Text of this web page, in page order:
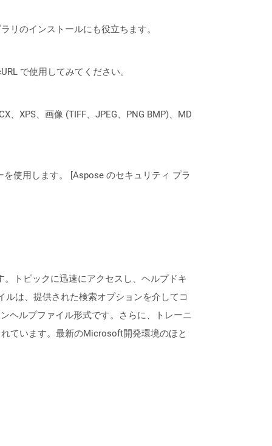
リのインストールにも役立ちます。
で使用してみてください。
XPS、画像 (TIFF、JPEG、PNG BMP)、MD
使用します。 [Aspose のセキュリティ プラ
トピックに迅速にアクセスし、ヘルプドキ
は、提供された検索オプションを介してコ
ヘルプファイル形式です。さらに、トレーニ
ています。最新のMicrosoft開発環境のほと